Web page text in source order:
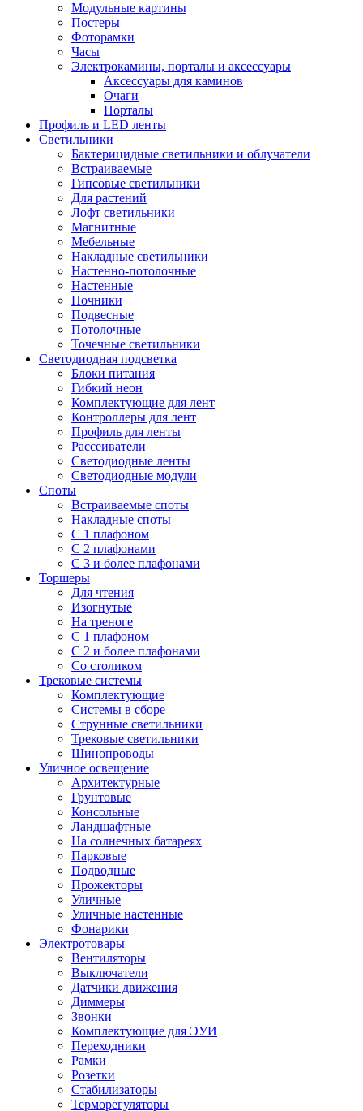
Модульные картины
Постеры
Фоторамки
Часы
Электрокамины, порталы и аксессуары
Аксессуары для каминов
Очаги
Порталы
Профиль и LED ленты
Светильники
Бактерицидные светильники и облучатели
Встраиваемые
Гипсовые светильники
Для растений
Лофт светильники
Магнитные
Мебельные
Накладные светильники
Настенно-потолочные
Настенные
Ночники
Подвесные
Потолочные
Точечные светильники
Светодиодная подсветка
Блоки питания
Гибкий неон
Комплектующие для лент
Контроллеры для лент
Профиль для ленты
Рассеиватели
Светодиодные ленты
Светодиодные модули
Споты
Встраиваемые споты
Накладные споты
С 1 плафоном
С 2 плафонами
С 3 и более плафонами
Торшеры
Для чтения
Изогнутые
На треноге
С 1 плафоном
С 2 и более плафонами
Со столиком
Трековые системы
Комплектующие
Системы в сборе
Струнные светильники
Трековые светильники
Шинопроводы
Уличное освещение
Архитектурные
Грунтовые
Консольные
Ландшафтные
На солнечных батареях
Парковые
Подводные
Прожекторы
Уличные
Уличные настенные
Фонарики
Электротовары
Вентиляторы
Выключатели
Датчики движения
Диммеры
Звонки
Комплектующие для ЭУИ
Переходники
Рамки
Розетки
Стабилизаторы
Терморегуляторы